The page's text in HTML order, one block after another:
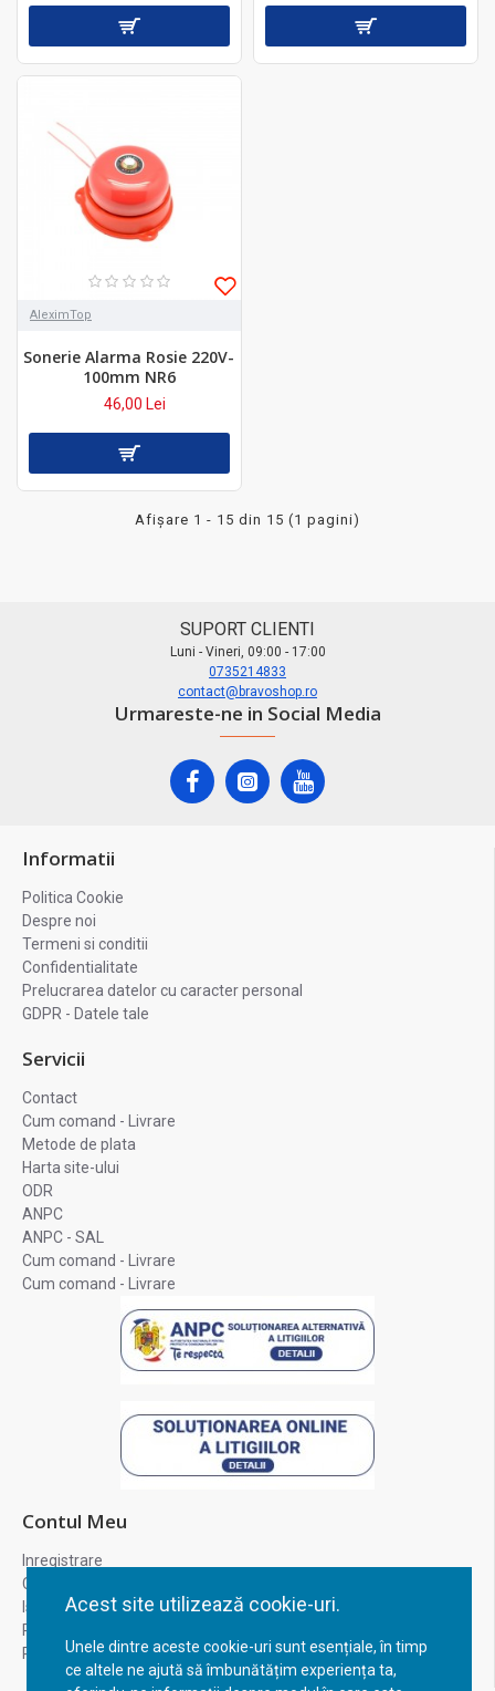
Acest site utilizează cookie-uri.
Unele dintre aceste cookie-uri sunt esențiale, în timp
ce altele ne ajută să îmbunătățim experiența ta,
AleximTop
Sonerie Alarma Rosie 220V-
100mm NR6
46,00 Lei
Afişare 1 - 15 din 15 (1 pagini)
SUPORT CLIENTI
Luni - Vineri, 09:00 - 17:00
0735214833
contact@bravoshop.ro
Urmareste-ne in Social Media
Informatii
Politica Cookie
Despre noi
Termeni si conditii
Confidentialitate
Prelucrarea datelor cu caracter personal
GDPR - Datele tale
Servicii
Contact
Cum comand - Livrare
Metode de plata
Harta site-ului
ODR
ANPC
ANPC - SAL
Cum comand - Livrare
Cum comand - Livrare
Contul Meu
Inregistrare
Contul meu
Istoric comenzi
Recuperare parola
Returnare produs